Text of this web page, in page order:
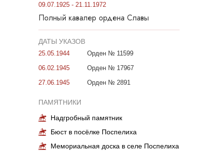
09.07.1925 - 21.11.1972
Полный кавалер ордена Славы
ДАТЫ УКАЗОВ
25.05.1944
Орден № 11599
06.02.1945
Орден № 17967
27.06.1945
Орден № 2891
ПАМЯТНИКИ
Надгробный памятник
Бюст в посёлке Поспелиха
Мемориальная доска в селе Поспелиха